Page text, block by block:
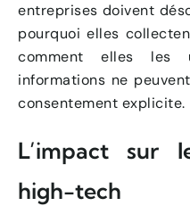
entreprises doivent
pourquoi elles
comment elles les
informations ne
consentement explicite.
L’impact sur
high-tech